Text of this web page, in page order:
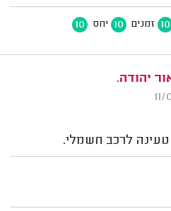
10 זמנים 10 יחס 10
יהודה.
לרכב חשמלי.